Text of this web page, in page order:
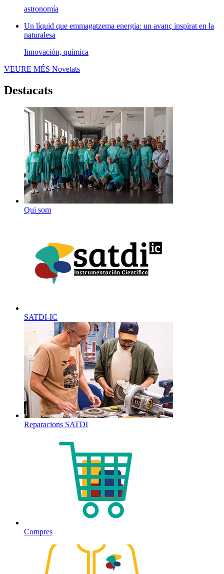
astronomía
Un líquid que emmagatzema energia: un avanç inspirat en la
naturalesa
Innovación, química
VEURE MÉS Novetats
Destacats
Qui som
SATDI-IC
Reparacions SATDI
Compres